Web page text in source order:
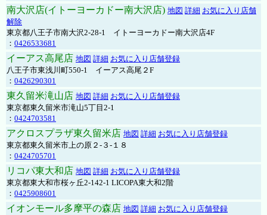
南大沢店(イトーヨーカドー南大沢店) 地図 詳細 お気に入り店舗
解除
東京都八王子市南大沢2-28-1 イトーヨーカドー南大沢店4F
： 0426533681
イーアス高尾店 地図 詳細 お気に入り店舗登録
八王子市東浅川町550-1 イーアス高尾２F
： 0426290301
東久留米滝山店 地図 詳細 お気に入り店舗登録
東京都東久留米市滝山5丁目2-1
： 0424703581
アクロスプラザ東久留米店 地図 詳細 お気に入り店舗登録
東京都東久留米市上の原２-３-１８
： 0424705701
リコパ東大和店 地図 詳細 お気に入り店舗登録
東京都東大和市桜ヶ丘2-142-1 LICOPA東大和2階
： 0425908601
イオンモール多摩平の森店 地図 詳細 お気に入り店舗登録